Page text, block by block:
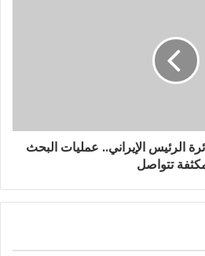
الرئيس الإيراني.. عمليات البحث
تتواصل